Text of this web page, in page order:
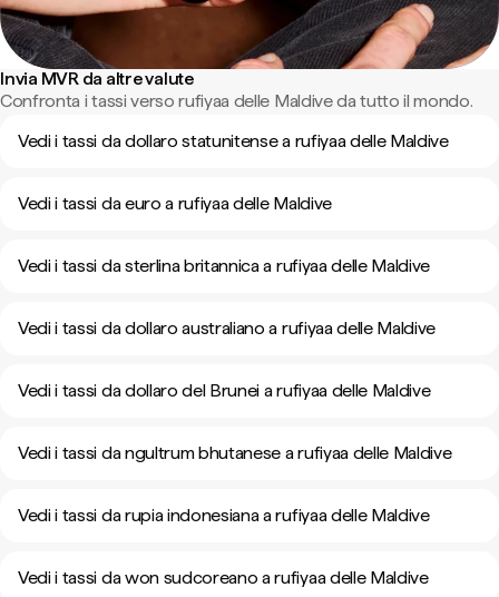
Invia MVR da altre valute
Confronta i tassi verso rufiyaa delle Maldive da tutto il mondo.
Vedi i tassi da dollaro statunitense a rufiyaa delle Maldive
Vedi i tassi da euro a rufiyaa delle Maldive
Vedi i tassi da sterlina britannica a rufiyaa delle Maldive
Vedi i tassi da dollaro australiano a rufiyaa delle Maldive
Vedi i tassi da dollaro del Brunei a rufiyaa delle Maldive
Vedi i tassi da ngultrum bhutanese a rufiyaa delle Maldive
Vedi i tassi da rupia indonesiana a rufiyaa delle Maldive
Vedi i tassi da won sudcoreano a rufiyaa delle Maldive